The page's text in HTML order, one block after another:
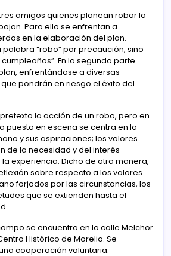
amigos quienes planean robar la
Para ello se enfrentan a
en la elaboración del plan.
palabra “robo” por precaución, sino
En la segunda parte
enfrentándose a diversas
pondrán en riesgo el éxito del
la acción de un robo, pero en
puesta en escena se centra en la
y sus aspiraciones; los valores
de la necesidad y del interés
experiencia. Dicho de otra manera,
sobre respecto a los valores
forjados por las circunstancias, los
que se extienden hasta el
se encuentra en la calle Melchor
Histórico de Morelia. Se
cooperación voluntaria.